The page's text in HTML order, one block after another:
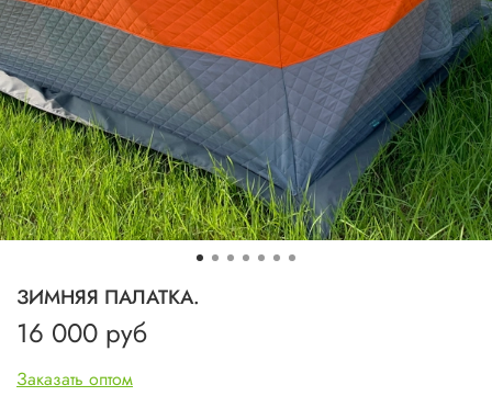
ЗИМНЯЯ ПАЛАТКА.
16 000 руб
Заказать оптом